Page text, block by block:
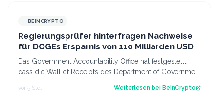
BEINCRYPTO
Regierungsprüfer hinterfragen Nachweise
für DOGEs Ersparnis von 110 Milliarden USD
Das Government Accountability Office hat festgestellt,
dass die Wall of Receipts des Department of Government
vor 5 Std. Weiterlesen bei BeInCrypto